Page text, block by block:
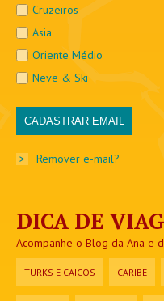
Cruzeiros
Asia
Oriente Médio
Neve & Ski
> Remover e-mail?
DICA DE
Acompanhe o Blog da Ana e
TURKS E CAICOS CARIBE